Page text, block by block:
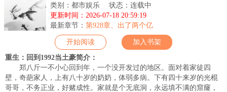
类别：都市娱乐
状态：连载中
更新时间：2026-07-18 20:59:19
最新章节： 第928章、出了两个亿
开始阅读 加入书架
重生：回到1992当土豪简介：
郑八斤一不小心回到年，一个没开发过的地区。面对着家徒四
壁，奇葩家人，上有八十岁的奶奶，体弱多病。下有四十来岁的光棍
哥哥，不务正业，好赌成性。家就是个无底洞，永远填不满的窟窿，